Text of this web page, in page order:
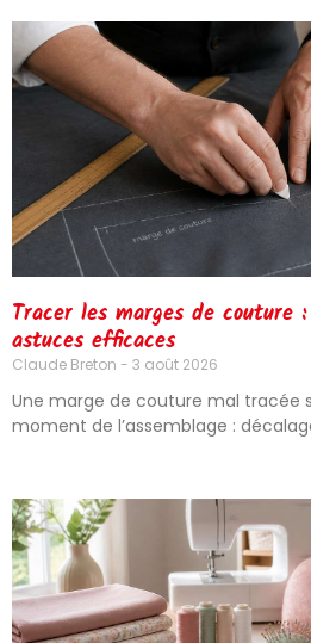
Tracer les marges de couture
astuces efficaces
Claude Breton 3 août 2026
Une marge de couture mal tracée
moment de l’assemblage :